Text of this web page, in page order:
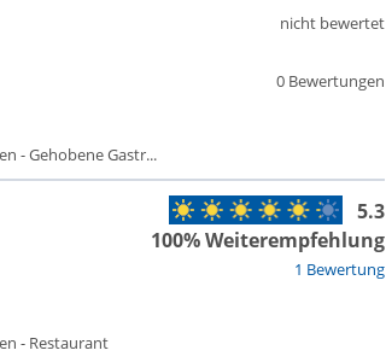
0 Bewertungen
nicht bewertet
- Gehobene Gastr...
1 Bewertung
5.3
100% Weiterempfehlung
- Restaurant